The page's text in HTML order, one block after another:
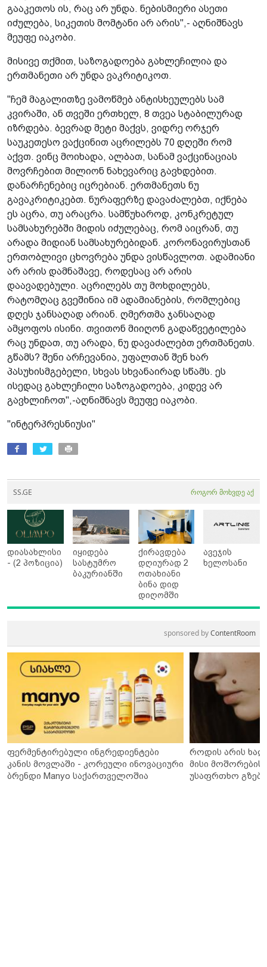
გააკეთოს ის, რაც არ უნდა. ნებისმიერი ასეთი
იძულება, სიკეთის მომტანი არ არის",- აღნიშნავს
მეუფე იაკობი.
მისივე თქმით, საზოგადოება გახლეჩილია და
ერთმანეთი არ უნდა ვაკრიტიკოთ.
"ჩემ მაგალითზე ვამოწმებ ანტისხეულებს სამ
კვირაში, ან თვეში ერთხელ, 8 თვეა სტაბილურად
იზრდება. ბევრად მეტი მაქვს, ვიდრე ორჯერ
საუკეთესო ვაქცინით აცრილებს 70 დღეში რომ
აქვთ. ვინც მოიხადა, ალბათ, სანამ ვაქცინაციას
მოვრჩებით მილიონ ნახევარიც გავხდებით.
დანარჩენებიც იცრებიან. ერთმანეთს ნუ
გავაკრიტიკებთ. ნურაფერზე დავაძალებთ, იქნება
ეს აცრა, თუ არაცრა. სამწუხაროდ, კონკრეტულ
სამსახურებში მიდის იძულებაც, რომ აიცრან, თუ
არადა მიდიან სამსახურებიდან. კორონავირუსთან
ერთობლივი ცხოვრება უნდა ვისწავლოთ. ადამიანი
არ არის დამნაშავე, როდესაც არ არის
დაავადებული. აცრილებს თუ მოხდილებს,
რატომღაც გვეშინია იმ ადამიანების, რომლებიც
დღეს ჯანსაღად არიან. ღმერთმა ჯანსაღად
ამყოფოს ისინი. თვითონ მიიღონ გადაწვეტილება
რაც უნდათ, თუ არადა, ნუ დავაძალებთ ერთმანეთს.
გწამს? შენი არჩევანია, უფალთან შენ ხარ
პასუხისმგებელი, სხვას სხვანაირად სწამს. ეს
ისედაც გახლეჩილი საზოგადოება, კიდევ არ
გავხლიჩოთ",-აღნიშნავს მეუფე იაკობი.
"ინტერპრესნიუსი"
SS.GE როგორ მოხვდე აქ
დიასახლისი
- (2 პოზიცია)
იყიდება
სასტუმრო
ბაკურიანში
ქირავდება
დღიურად 2
ოთახიანი
ბინა დიდ
დიღომში
ავეჯის
ხელოსანი
sponsored byContentRoom
ფერმენტირებული ინგრედიენტები
კანის მოვლაში - კორეული ინოვაციური
ბრენდი Manyo საქართველოშია
როდის არის
მისი მოშორების
უსაფრთხო გზები